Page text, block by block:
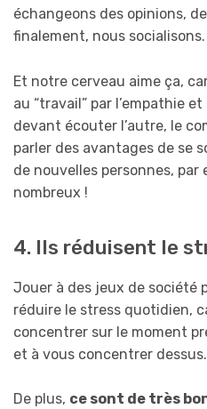
échangeons des opinions,
finalement, nous socialisons.
Et notre cerveau aime ça,
au “travail” par l’empathie
devant écouter l’autre, le
parler des avantages de se
de nouvelles personnes, par
nombreux !
4. Ils réduisent le
Jouer à des jeux de société
réduire le stress quotidien,
concentrer sur le moment
et à vous concentrer dessus.
De plus, ce sont de très